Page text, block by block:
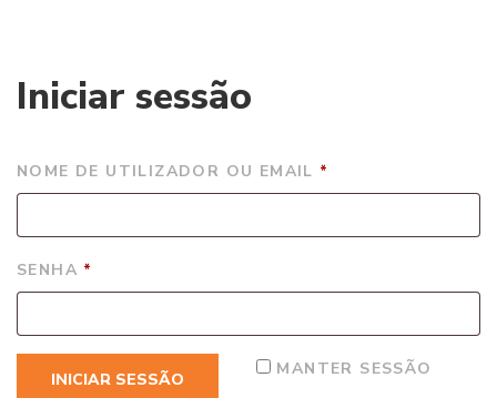
Iniciar sessão
NOME DE UTILIZADOR OU EMAIL *
SENHA *
MANTER SESSÃO
INICIAR SESSÃO